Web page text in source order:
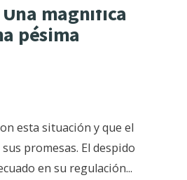
Una magnífica
pésima
esta situación y que el
promesas. El despido
en su regulación...